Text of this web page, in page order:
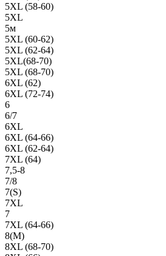
5XL (58-60)
5XL
5м
5XL (60-62)
5XL (62-64)
5XL(68-70)
5XL (68-70)
6XL (62)
6XL (72-74)
6
6/7
6XL
6XL (64-66)
6XL (62-64)
7XL (64)
7,5-8
7/8
7(S)
7XL
7
7XL (64-66)
8(М)
8XL (68-70)